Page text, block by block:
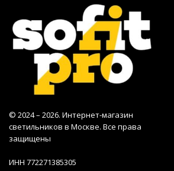
© 2024 – 2026. Интернет-магазин
светильников в Москве. Все права
защищены
ИНН 772271385305